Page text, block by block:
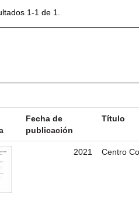
1-1 de 1.
Fecha de
publicación
Título
2021 Centro